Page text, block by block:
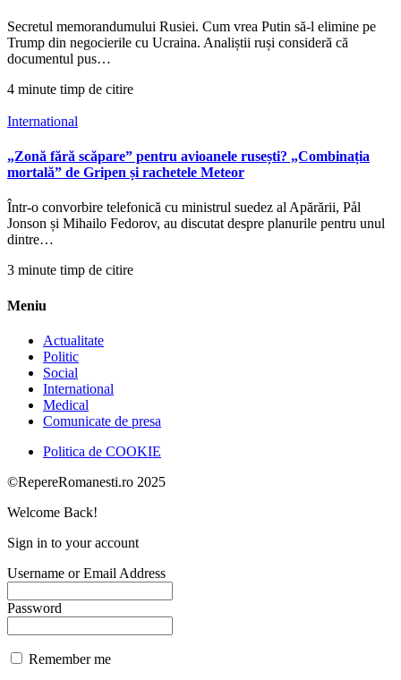
Secretul memorandumului Rusiei. Cum vrea Putin să-l elimine pe
Trump din negocierile cu Ucraina. Analiștii ruși consideră că
documentul pus…
4 minute timp de citire
International
„Zonă fără scăpare” pentru avioanele rusești? „Combinația
mortală” de Gripen și rachetele Meteor
Într-o convorbire telefonică cu ministrul suedez al Apărării, Pål
Jonson și Mihailo Fedorov, au discutat despre planurile pentru unul
dintre…
3 minute timp de citire
Meniu
Actualitate
Politic
Social
International
Medical
Comunicate de presa
Politica de COOKIE
©RepereRomanesti.ro 2025
Welcome Back!
Sign in to your account
Username or Email Address
Password
Remember me